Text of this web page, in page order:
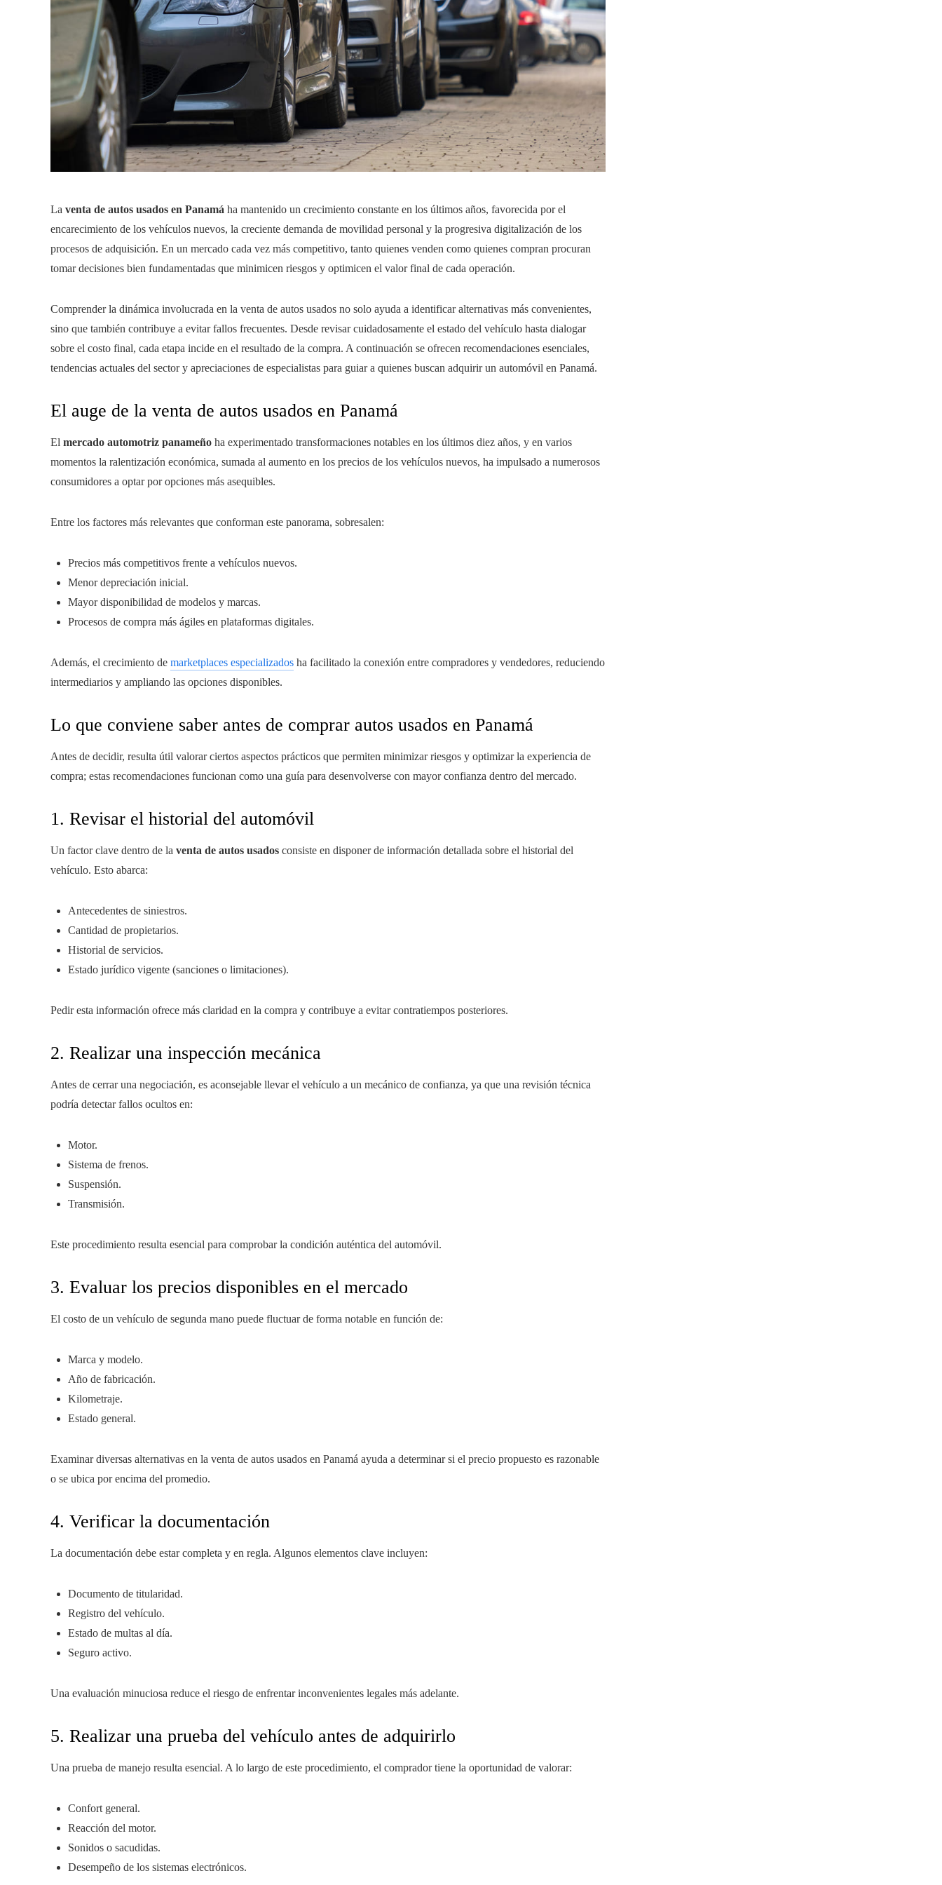
La venta de autos usados en Panamá ha mantenido un crecimiento constante en los últimos años, favorecida por el
encarecimiento de los vehículos nuevos, la creciente demanda de movilidad personal y la progresiva digitalización de los
procesos de adquisición. En un mercado cada vez más competitivo, tanto quienes venden como quienes compran procuran
tomar decisiones bien fundamentadas que minimicen riesgos y optimicen el valor final de cada operación.
Comprender la dinámica involucrada en la venta de autos usados no solo ayuda a identificar alternativas más convenientes,
sino que también contribuye a evitar fallos frecuentes. Desde revisar cuidadosamente el estado del vehículo hasta dialogar
sobre el costo final, cada etapa incide en el resultado de la compra. A continuación se ofrecen recomendaciones esenciales,
tendencias actuales del sector y apreciaciones de especialistas para guiar a quienes buscan adquirir un automóvil en Panamá.
El auge de la venta de autos usados en Panamá
El mercado automotriz panameño ha experimentado transformaciones notables en los últimos diez años, y en varios
momentos la ralentización económica, sumada al aumento en los precios de los vehículos nuevos, ha impulsado a numerosos
consumidores a optar por opciones más asequibles.
Entre los factores más relevantes que conforman este panorama, sobresalen:
Precios más competitivos frente a vehículos nuevos.
Menor depreciación inicial.
Mayor disponibilidad de modelos y marcas.
Procesos de compra más ágiles en plataformas digitales.
Además, el crecimiento de marketplaces especializados ha facilitado la conexión entre compradores y vendedores, reduciendo
intermediarios y ampliando las opciones disponibles.
Lo que conviene saber antes de comprar autos usados en Panamá
Antes de decidir, resulta útil valorar ciertos aspectos prácticos que permiten minimizar riesgos y optimizar la experiencia de
compra; estas recomendaciones funcionan como una guía para desenvolverse con mayor confianza dentro del mercado.
1. Revisar el historial del automóvil
Un factor clave dentro de la venta de autos usados consiste en disponer de información detallada sobre el historial del
vehículo. Esto abarca:
Antecedentes de siniestros.
Cantidad de propietarios.
Historial de servicios.
Estado jurídico vigente (sanciones o limitaciones).
Pedir esta información ofrece más claridad en la compra y contribuye a evitar contratiempos posteriores.
2. Realizar una inspección mecánica
Antes de cerrar una negociación, es aconsejable llevar el vehículo a un mecánico de confianza, ya que una revisión técnica
podría detectar fallos ocultos en:
Motor.
Sistema de frenos.
Suspensión.
Transmisión.
Este procedimiento resulta esencial para comprobar la condición auténtica del automóvil.
3. Evaluar los precios disponibles en el mercado
El costo de un vehículo de segunda mano puede fluctuar de forma notable en función de:
Marca y modelo.
Año de fabricación.
Kilometraje.
Estado general.
Examinar diversas alternativas en la venta de autos usados en Panamá ayuda a determinar si el precio propuesto es razonable
o se ubica por encima del promedio.
4. Verificar la documentación
La documentación debe estar completa y en regla. Algunos elementos clave incluyen:
Documento de titularidad.
Registro del vehículo.
Estado de multas al día.
Seguro activo.
Una evaluación minuciosa reduce el riesgo de enfrentar inconvenientes legales más adelante.
5. Realizar una prueba del vehículo antes de adquirirlo
Una prueba de manejo resulta esencial. A lo largo de este procedimiento, el comprador tiene la oportunidad de valorar:
Confort general.
Reacción del motor.
Sonidos o sacudidas.
Desempeño de los sistemas electrónicos.